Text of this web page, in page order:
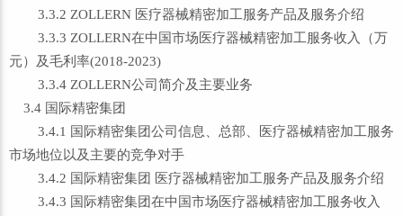
3.3.2 ZOLLERN 医疗器械精密加工服务产品及服务介绍
3.3.3 ZOLLERN在中国市场医疗器械精密加工服务收入（万
元）及毛利率(2018-2023)
3.3.4 ZOLLERN公司简介及主要业务
3.4 国际精密集团
3.4.1 国际精密集团公司信息、总部、医疗器械精密加工服务
市场地位以及主要的竞争对手
3.4.2 国际精密集团 医疗器械精密加工服务产品及服务介绍
3.4.3 国际精密集团在中国市场医疗器械精密加工服务收入